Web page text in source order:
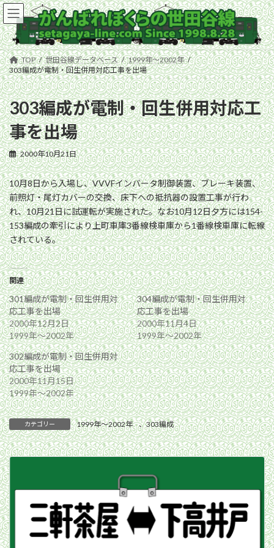
コ
ン
テ
ン
ツ
へ
ス
キ
ッ
プ
ナ
ビ
ゲ
ー
シ
ョ
ン
に
移
動
TOP 世田谷線データベース
1999年〜2002年
303編成が電制・回生併用対応工事を出場
303編成が電制・回生併用対応工
事を出場
2000年10月21日
10月8日から入場し、VVVFインバータ制御装置、ブレーキ装置、
前照灯・尾灯カバーの交換、床下への抵抗器の設置工事が行わ
れ、10月21日に試運転が実施された。なお10月12日夕方には154-
153編成の牽引により上町車庫3番線検車庫から1番線検車庫に転線
されている。
関連
301編成が電制・回生併用対
応工事を出場
2000年12月2日
1999年〜2002年
304編成が電制・回生併用対
応工事を出場
2000年11月4日
1999年〜2002年
302編成が電制・回生併用対
応工事を出場
2000年11月15日
1999年〜2002年
カテゴリー 1999年〜2002年 、303編成